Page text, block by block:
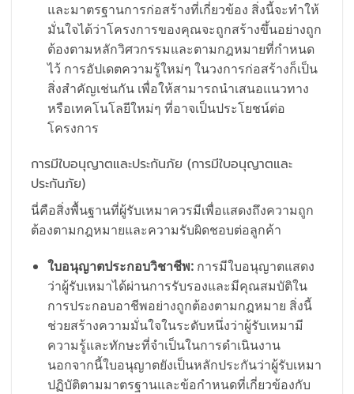
และมาตรฐานการก่อสร้างที่เกี่ยวข้อง สิ่งนี้จะทำให้
มั่นใจได้ว่าโครงการของคุณจะถูกสร้างขึ้นอย่างถูก
ต้องตามหลักวิศวกรรมและตามกฎหมายที่กำหนด
ไว้ การอัปเดตความรู้ใหม่ๆ ในวงการก่อสร้างก็เป็น
สิ่งสำคัญเช่นกัน เพื่อให้สามารถนำเสนอแนวทาง
หรือเทคโนโลยีใหม่ๆ ที่อาจเป็นประโยชน์ต่อ
โครงการ
การมีใบอนุญาตและประกันภัย (การมีใบอนุญาตและ
ประกันภัย)
นี่คือสิ่งพื้นฐานที่ผู้รับเหมาควรมีเพื่อแสดงถึงความถูก
ต้องตามกฎหมายและความรับผิดชอบต่อลูกค้า
ใบอนุญาตประกอบวิชาชีพ:การมีใบอนุญาตแสดง
ว่าผู้รับเหมาได้ผ่านการรับรองและมีคุณสมบัติใน
การประกอบอาชีพอย่างถูกต้องตามกฎหมาย สิ่งนี้
ช่วยสร้างความมั่นใจในระดับหนึ่งว่าผู้รับเหมามี
ความรู้และทักษะที่จำเป็นในการดำเนินงาน
นอกจากนี้ใบอนุญาตยังเป็นหลักประกันว่าผู้รับเหมา
ปฏิบัติตามมาตรฐานและข้อกำหนดที่เกี่ยวข้องกับ